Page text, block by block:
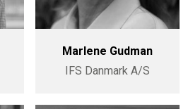
Marlene Gudman
IFS Danmark A/S